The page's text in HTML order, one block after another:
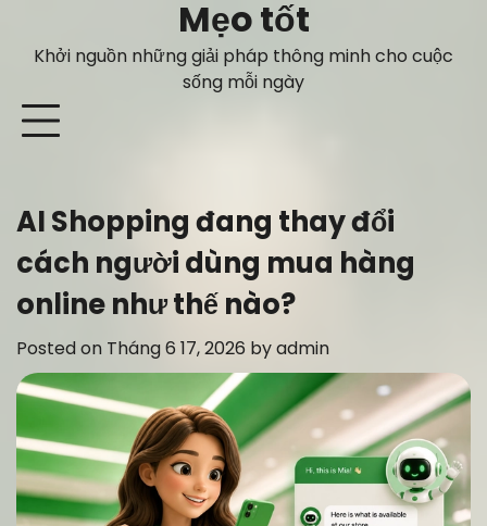
content
Mẹo tốt
Khởi nguồn những giải pháp thông minh cho cuộc
sống mỗi ngày
AI Shopping đang thay đổi
cách người dùng mua hàng
online như thế nào?
Posted on Tháng 6 17, 2026 byadmin